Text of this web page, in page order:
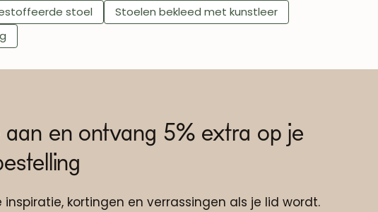
stoel
Stoelen bekleed met kunstleer
en ontvang 5% extra op je
inspiratie, kortingen en verrassingen als je lid wordt.